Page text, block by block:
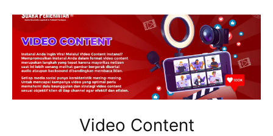
Video Content